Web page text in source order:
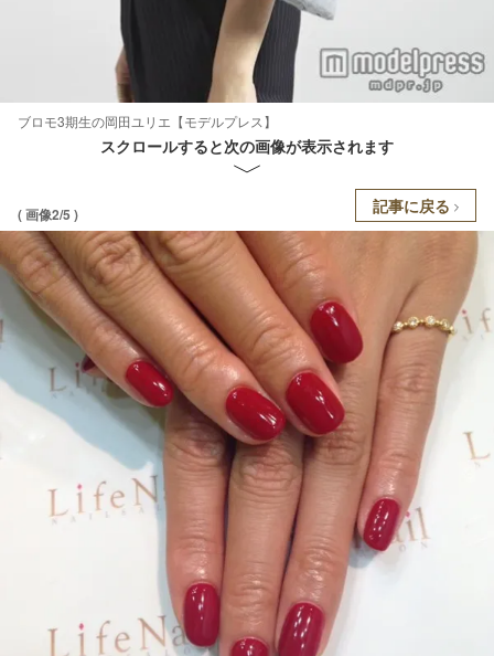
ブロモ3期生の岡田ユリエ【モデルプレス】
スクロールすると次の画像が表示されます
( 画像2/5 ) 記事に戻る